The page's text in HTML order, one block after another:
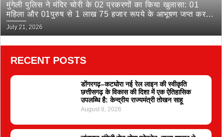
मुंगेली पुलिस ने मंदिर चोरी के 02 प्रकरणों का किया खुलासा: 01
महिला और 01पुरुष से 1 लाख 75 हजार रूपये के आभूषण जप्त कर
भेजा जेल
July 21, 2026
RECENT POSTS
डोंगरगढ़–कटघोरा नई रेल लाइन की स्वीकृति
छत्तीसगढ़ के विकास की दिशा में एक ऐतिहासिक
उपलब्धि है: केन्द्रीय राज्यमंत्री तोखन साहू
August 8, 2026